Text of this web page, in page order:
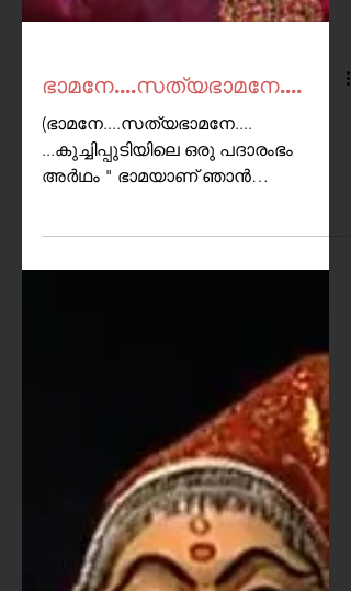
...കുച്ചിപ്പുടിയിലെ ഒരു പദാരംഭം
അർഥം " ഭാമയാണ് ഞാൻ
....സത്യഭാമ") പൂർവ
ജന്മത്തിലെസുകൃതമാണ് ഈ
ജന്മത്തിലെ...